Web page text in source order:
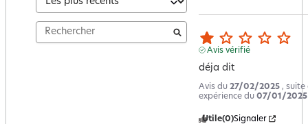
Avis vérifié
déja dit
Avis du 27/02/2025 , suite
expérience du 07/01/2025
Utile(0)Signaler